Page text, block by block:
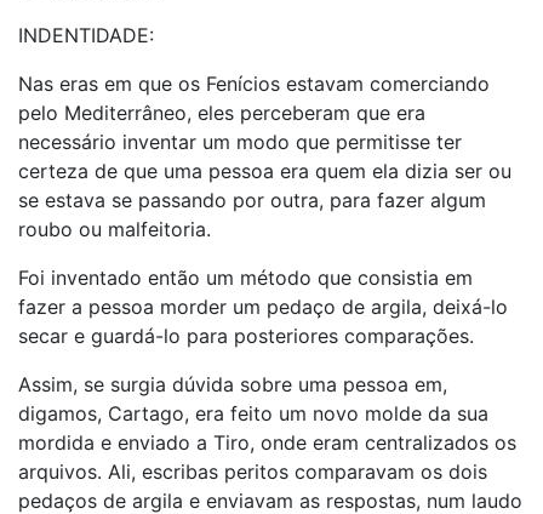
INDENTIDADE:
Nas eras em que os Fenícios estavam comerciando
pelo Mediterrâneo, eles perceberam que era
necessário inventar um modo que permitisse ter
certeza de que uma pessoa era quem ela dizia ser ou
se estava se passando por outra, para fazer algum
roubo ou malfeitoria.
Foi inventado então um método que consistia em
fazer a pessoa morder um pedaço de argila, deixá-lo
secar e guardá-lo para posteriores comparações.
Assim, se surgia dúvida sobre uma pessoa em,
digamos, Cartago, era feito um novo molde da sua
mordida e enviado a Tiro, onde eram centralizados os
arquivos. Ali, escribas peritos comparavam os dois
pedaços de argila e enviavam as respostas, num laudo